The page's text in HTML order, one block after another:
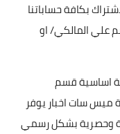
بكافة حساباتنا
علي المالكي/ او
اساسية قسم
ميس سات اخبار يوفر
وحصرية بشكل رسمي